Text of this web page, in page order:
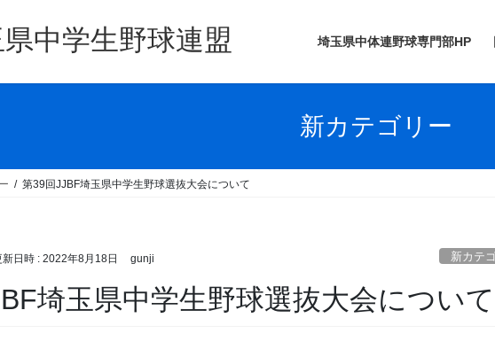
中学生野球連盟 埼玉県中体連野球専門部HP
新カテゴリー
第39回JJBF埼玉県中学生野球選抜大会について
新日時 : 2022年8月18日 gunji 新カテ
埼玉県中学生野球選抜大会について